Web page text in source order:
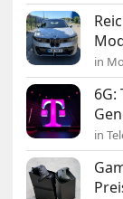
in
in